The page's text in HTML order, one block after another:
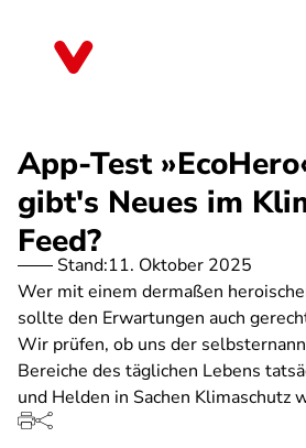
App-Test
gibt's Neues im
Feed?
Stand:11. Oktober 2025
Wer mit einem dermaßen
sollte den Erwartungen auch
Wir prüfen, ob uns der
Bereiche des täglichen Lebens
und Helden in Sachen Klimaschutz